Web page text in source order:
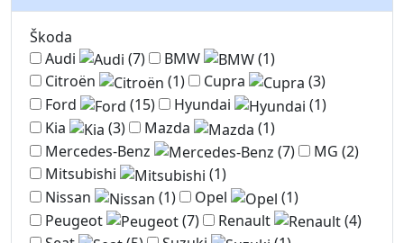
Škoda
Audi
(7) BMW
(1)
Citroën
(1) Cupra
(3)
Ford
(15) Hyundai
(1)
Kia
(3) Mazda
(1)
Mercedes-Benz
(7) MG (2)
Mitsubishi
(1)
Nissan
(1) Opel
(1)
Peugeot
(7) Renault
(4)